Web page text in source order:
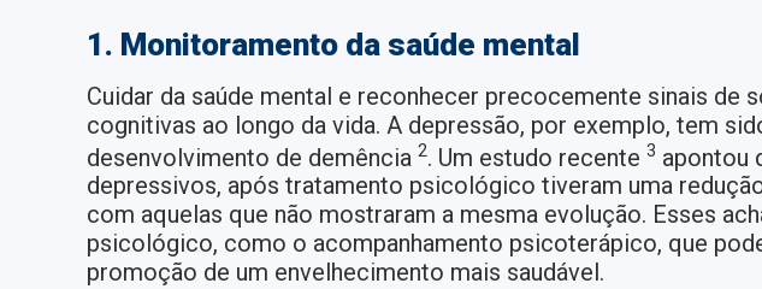
1. Monitoramento da saúde mental
Cuidar da saúde mental e reconhecer precocemente sinais
cognitivas ao longo da vida. A depressão, por exemplo, tem
desenvolvimento de demência 2. Um estudo recente 3 apontou
depressivos, após tratamento psicológico tiveram uma
com aquelas que não mostraram a mesma evolução. Esses
psicológico, como o acompanhamento psicoterápico, que
promoção de um envelhecimento mais saudável.